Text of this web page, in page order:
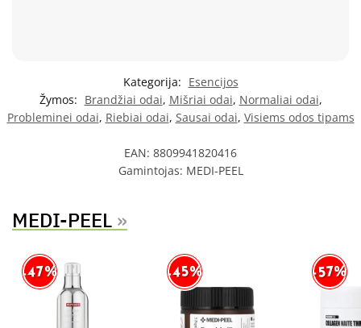
Kategorija: Esencijos
Žymos: Brandžiai odai, Mišriai odai, Normaliai odai,
Probleminei odai, Riebiai odai, Sausai odai, Visiems odos tipams
EAN: 8809941820416
Gamintojas: MEDI-PEEL
MEDI-PEEL »
-47% -45% -57%